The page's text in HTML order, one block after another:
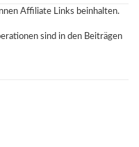
Affiliate Links beinhalten.
sind in den Beiträgen